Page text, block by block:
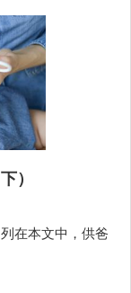
）
在本文中，供爸